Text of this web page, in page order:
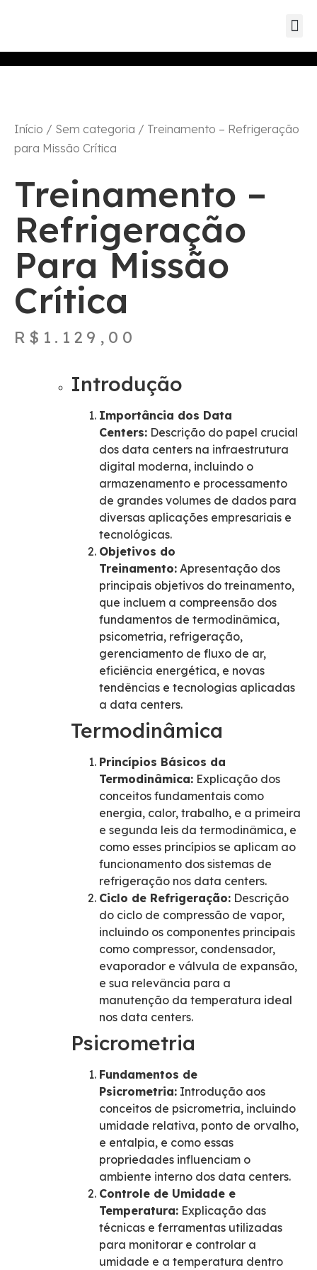
Início / Sem categoria / Treinamento – Refrigeração
para Missão Crítica
Treinamento –
Refrigeração
Para Missão
Crítica
R$ 1.129,00
Introdução
Importância dos Data
Centers: Descrição do papel crucial
dos data centers na infraestrutura
digital moderna, incluindo o
armazenamento e processamento
de grandes volumes de dados para
diversas aplicações empresariais e
tecnológicas.
Objetivos do
Treinamento: Apresentação dos
principais objetivos do treinamento,
que incluem a compreensão dos
fundamentos de termodinâmica,
psicometria, refrigeração,
gerenciamento de fluxo de ar,
eficiência energética, e novas
tendências e tecnologias aplicadas
a data centers.
Termodinâmica
Princípios Básicos da
Termodinâmica: Explicação dos
conceitos fundamentais como
energia, calor, trabalho, e a primeira
e segunda leis da termodinâmica, e
como esses princípios se aplicam ao
funcionamento dos sistemas de
refrigeração nos data centers.
Ciclo de Refrigeração: Descrição
do ciclo de compressão de vapor,
incluindo os componentes principais
como compressor, condensador,
evaporador e válvula de expansão,
e sua relevância para a
manutenção da temperatura ideal
nos data centers.
Psicrometria
Fundamentos de
Psicrometria: Introdução aos
conceitos de psicrometria, incluindo
umidade relativa, ponto de orvalho,
e entalpia, e como essas
propriedades influenciam o
ambiente interno dos data centers.
Controle de Umidade e
Temperatura: Explicação das
técnicas e ferramentas utilizadas
para monitorar e controlar a
umidade e a temperatura dentro